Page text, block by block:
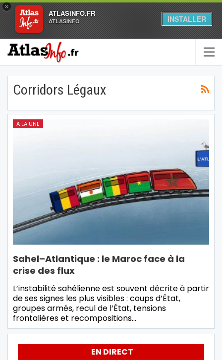
×
ATLASINFO.FR
ATLASINFO INSTALLER
Corridors Légaux
A LA UNE
Sahel–Atlantique : le Maroc face à la
crise des flux
L’instabilité sahélienne est souvent décrite à partir
de ses signes les plus visibles : coups d’État,
groupes armés, recul de l’État, tensions
frontalières et recompositions…
EN DIRECT